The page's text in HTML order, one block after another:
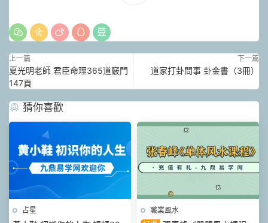
上一篇
夏光明老師 君臣命理365道竅門
147頁
下一篇
道家打卦問事 卦金書（3冊）
猜你喜歡
占星
職業風水